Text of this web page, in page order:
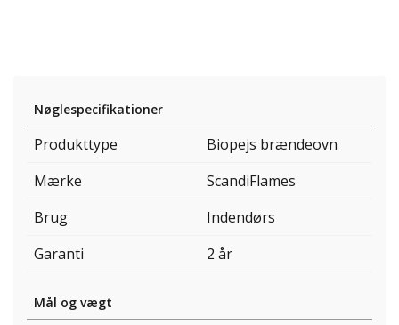
Nøglespecifikationer
Produkttype
Biopejs brændeovn
Mærke
ScandiFlames
Brug
Indendørs
Garanti
2 år
Mål og vægt